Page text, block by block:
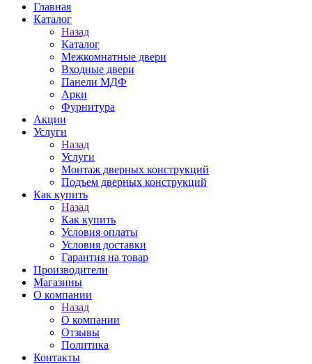
Главная
Каталог
Назад
Каталог
Межкомнатные двери
Входные двери
Панели МДФ
Арки
Фурнитура
Акции
Услуги
Назад
Услуги
Монтаж дверных конструкций
Подъем дверных конструкций
Как купить
Назад
Как купить
Условия оплаты
Условия доставки
Гарантия на товар
Производители
Магазины
О компании
Назад
О компании
Отзывы
Политика
Контакты